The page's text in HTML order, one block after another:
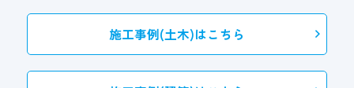
施工事例(土木)はこちら